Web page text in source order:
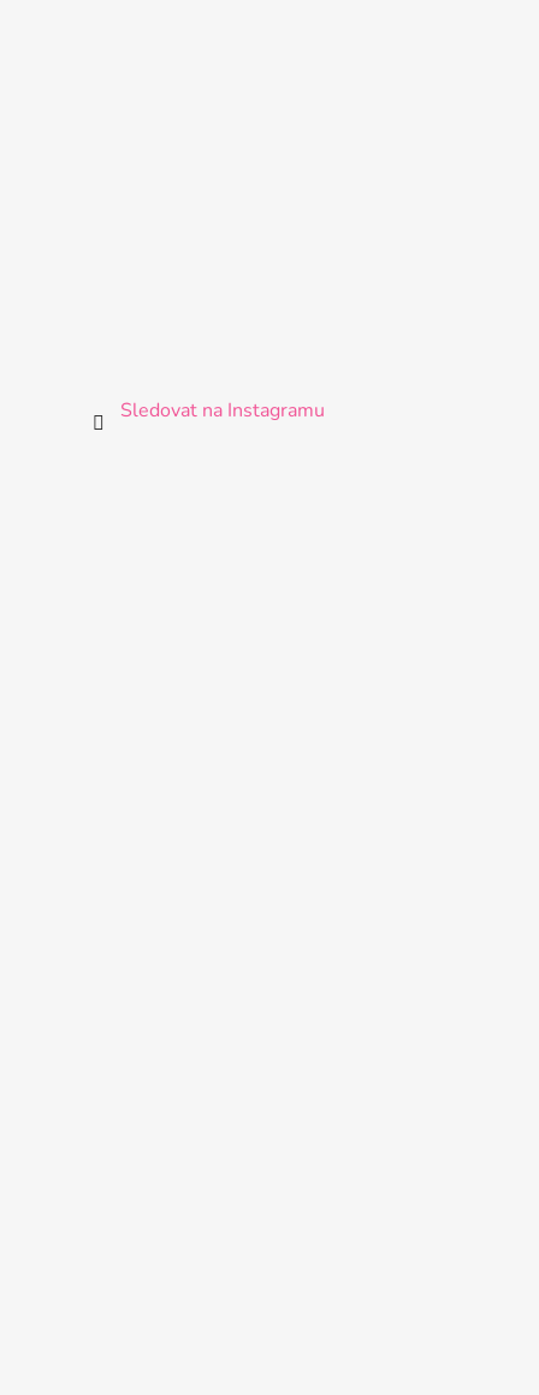
Sledovat na Instagramu